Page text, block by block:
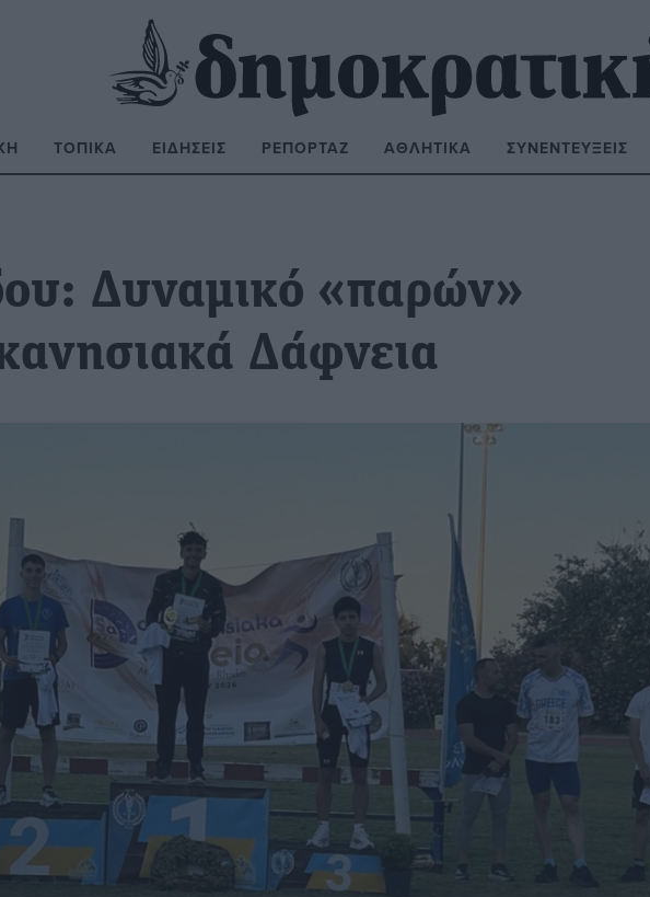
ΤΟΠΙΚΆ ΕΙΔΉΣΕΙΣ ΡΕΠΟΡΤΆΖ ΑΘΛΗΤΙΚΆ ΣΥΝΕΝΤΕΎΞΕΙΣ
Δυναμικό «παρών»
Δάφνεια